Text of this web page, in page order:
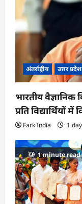
अंतर्राष्ट्रीय उत्तर प्रदेश
भारतीय वैज्ञानिक
प्रति विद्यार्थियों
Fark India 1
1 minute read